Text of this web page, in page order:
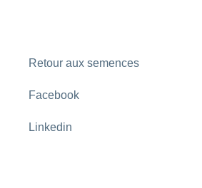
Retour aux semences
Facebook
Linkedin